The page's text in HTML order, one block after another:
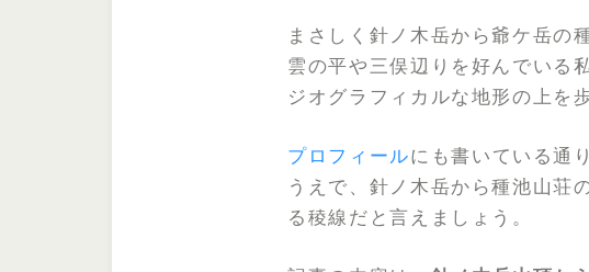
まさしく針ノ木岳から爺ケ岳の
雲の平や三俣辺りを好んでいる
ジオグラフィカルな地形の上を
プロフィールにも書いている通
うえで、針ノ木岳から種池山荘
る稜線だと言えましょう。